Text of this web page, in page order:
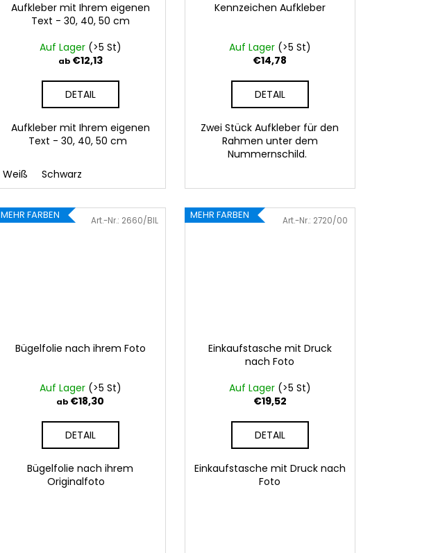
091 Gold 032 Rot
Aufkleber mit Ihrem eigenen
Text - 30, 40, 50 cm
Auf Lager (>5 St)
ab€12,13
DETAIL
Aufkleber mit Ihrem eigenen
Text - 30, 40, 50 cm
Weiß Schwarz
Kennzeichen Aufkleber
Auf Lager (>5 St)
€14,78
DETAIL
Zwei Stück Aufkleber für den
Rahmen unter dem
Nummernschild.
MEHR FARBEN
Bügelfolie nach ihrem Foto
Auf Lager (>5 St)
ab €18,30
DETAIL
Bügelfolie nach ihrem
Originalfoto
Art.-Nr.: 2660/BIL MEHR FARBEN
Einkaufstasche mit Druck
nach Foto
Auf Lager (>5 St)
€19,52
DETAIL
Einkaufstasche mit Druck nach
Foto
Art.-Nr.: 2720/00